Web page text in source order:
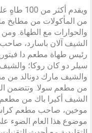
ويقدم
من المأكولات من مطابخ
والحوارات مع الطهاة. ومن
الشيف آلان باسارد، صاحب
رئيس طهاة مطعم دا
سيلر دو كان روكا؛
والشيف مارك دونالد من
من مطعم سولا. وتتضمن
الشيف أكيرا باك من مطعم
موخين، صاحب مطعم
موضوع هذا العام الضوء